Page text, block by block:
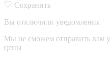
Сохранить
Вы отключили уведомления
Мы не сможем отправить вам
цены